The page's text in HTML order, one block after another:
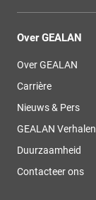
Over GEALAN
Over GEALAN
Carrière
Nieuws & Pers
GEALAN Verhalen
Duurzaamheid
Contacteer ons